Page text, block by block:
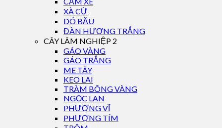
XÀ CỪ
DÓ BẦU
ĐÀN HƯƠNG TRẮNG
CÂY LÂM NGHIỆP 2
GÁO VÀNG
GÁO TRẮNG
ME TÂY
KEO LAI
TRÀM BÔNG VÀNG
NGỌC LAN
PHƯỢNG VĨ
PHƯỢNG TÍM